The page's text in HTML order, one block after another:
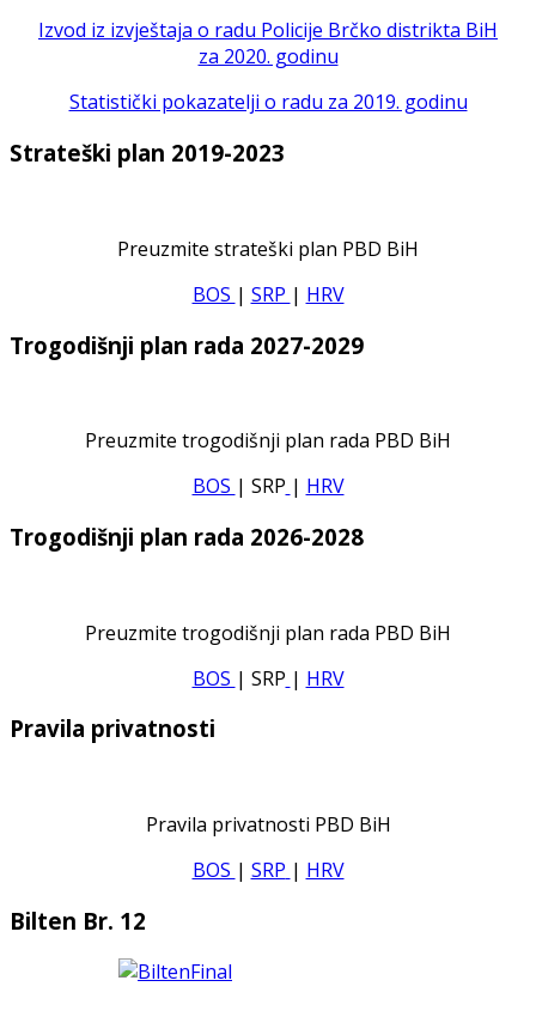
Izvod iz izvještaja o radu Policije Brčko distrikta BiH
za 2020. godinu
Statistički pokazatelji o radu za 2019. godinu
Strateški plan 2019-2023
Preuzmite strateški plan PBD BiH
BOS | SRP | HRV
Trogodišnji plan rada 2027-2029
Preuzmite trogodišnji plan rada PBD BiH
BOS | SRP | HRV
Trogodišnji plan rada 2026-2028
Preuzmite trogodišnji plan rada PBD BiH
BOS | SRP | HRV
Pravila privatnosti
Pravila privatnosti PBD BiH
BOS | SRP | HRV
Bilten Br. 12